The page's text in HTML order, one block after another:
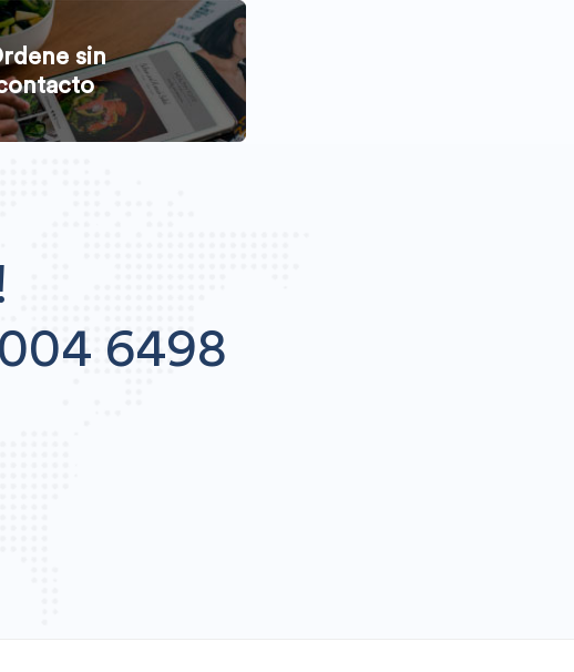
sin
6498